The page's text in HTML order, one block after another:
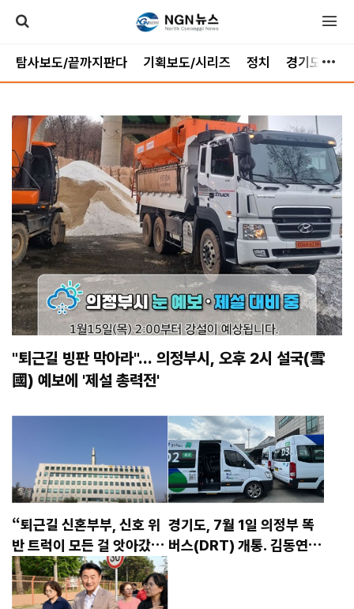
탐사보도/끝까지판다 기획보도/시리즈 정치 경기도
"퇴근길 빙판 막아라"... 의정부시, 오후 2시 설국(雪
國) 예보에 '제설 총력전'
“퇴근길 신혼부부, 신호 위
반 트럭이 모든 걸 앗아갔
다”
경기도, 7월 1일 의정부 똑
버스(DRT) 개통. 김동연 지
사 취임 3주년 시점, 300